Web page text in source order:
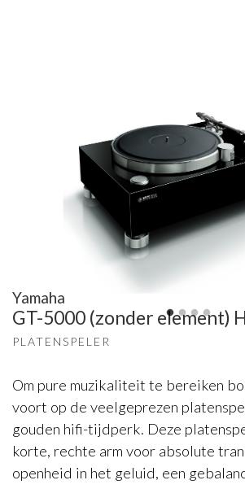
Yamaha
GT-5000 (zonder element)
PLATENSPELER
Om pure muzikaliteit te bereiken
voort op de veelgeprezen
gouden hifi-tijdperk. Deze
korte, rechte arm voor absolute
openheid in het geluid, een